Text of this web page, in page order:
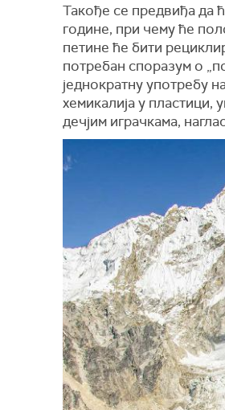
Такође се предвиђа да
године, при чему ће
петине ће бити
потребан споразум о
једнократну употребу
хемикалија у пластици,
дечјим играчкама,